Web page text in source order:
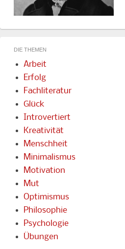
DIE THEMEN
Arbeit
Erfolg
Fachliteratur
Glück
Introvertiert
Kreativität
Menschheit
Minimalismus
Motivation
Mut
Optimismus
Philosophie
Psychologie
Übungen